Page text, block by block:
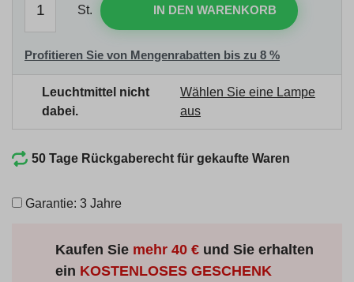
St. IN DEN WARENKORB
Profitieren Sie von Mengenrabatten bis zu 8 %
Leuchtmittel nicht
dabei.
Wählen Sie eine Lampe
aus
50 Tage Rückgaberecht für gekaufte Waren
Garantie: 3 Jahre
Kaufen Sie mehr40 €und Sie erhalten
ein KOSTENLOSES GESCHENK